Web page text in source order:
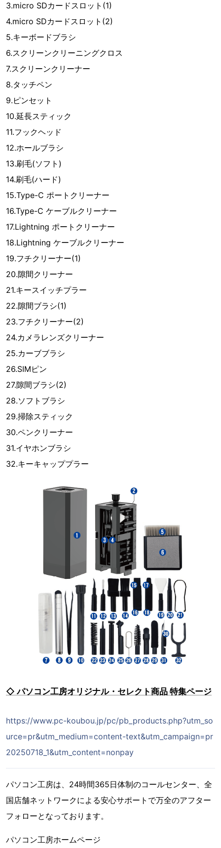
3.micro SDカードスロット(1)
4.micro SDカードスロット(2)
5.キーボードブラシ
6.スクリーンクリーニングクロス
7.スクリーンクリーナー
8.タッチペン
9.ピンセット
10.延長スティック
11.フックヘッド
12.ホールブラシ
13.刷毛(ソフト)
14.刷毛(ハード)
15.Type-C ポートクリーナー
16.Type-C ケーブルクリーナー
17.Lightning ポートクリーナー
18.Lightning ケーブルクリーナー
19.フチクリーナー(1)
20.隙間クリーナー
21.キースイッチプラー
22.隙間ブラシ(1)
23.フチクリーナー(2)
24.カメラレンズクリーナー
25.カーブブラシ
26.SIMピン
27.隙間ブラシ(2)
28.ソフトブラシ
29.掃除スティック
30.ペンクリーナー
31.イヤホンブラシ
32.キーキャッププラー
◇ パソコン工房オリジナル・セレクト商品 特集ページ
https://www.pc-koubou.jp/pc/pb_products.php?utm_so
urce=pr&utm_medium=content-text&utm_campaign=pr
20250718_1&utm_content=nonpay
パソコン工房は、24時間365日体制のコールセンター、全
国店舗ネットワークによる安心サポートで万全のアフター
フォローとなっております。
パソコン工房ホームページ